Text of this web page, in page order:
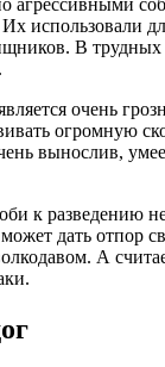
Их использовали
В
очень
огромную
вынослив,
к разведению
дать отпор
А